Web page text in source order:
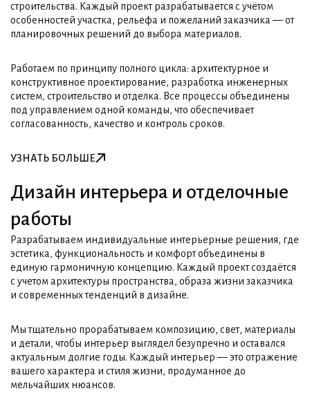
строительства. Каждый проект разрабатывается с учётом
особенностей участка, рельефа и пожеланий заказчика — от
планировочных решений до выбора материалов.
Работаем по принципу полного цикла: архитектурное и
конструктивное проектирование, разработка инженерных
систем, строительство и отделка. Все процессы объединены
под управлением одной команды, что обеспечивает
согласованность, качество и контроль сроков.
УЗНАТЬ БОЛЬШЕ
Дизайн интерьера и отделочные
работы
Разрабатываем индивидуальные интерьерные решения, где
эстетика, функциональность и комфорт объединены в
единую гармоничную концепцию. Каждый проект создаётся
с учетом архитектуры пространства, образа жизни заказчика
и современных тенденций в дизайне.
Мы тщательно прорабатываем композицию, свет, материалы
и детали, чтобы интерьер выглядел безупречно и оставался
актуальным долгие годы. Каждый интерьер — это отражение
вашего характера и стиля жизни, продуманное до
мельчайших нюансов.